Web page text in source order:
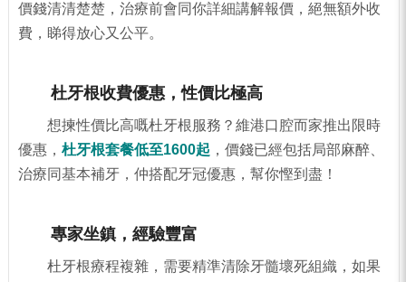
價錢清清楚楚，治療前會同你詳細講解報價，絕無額外收
費，睇得放心又公平。
杜牙根收費優惠，性價比極高
想揀性價比高嘅杜牙根服務？維港口腔而家推出限時
優惠， 杜牙根套餐低至1600起 ，價錢已經包括局部麻醉、
治療同基本補牙，仲搭配牙冠優惠，幫你慳到盡！
專家坐鎮，經驗豐富
杜牙根療程複雜，需要精準清除牙髓壞死組織，如果